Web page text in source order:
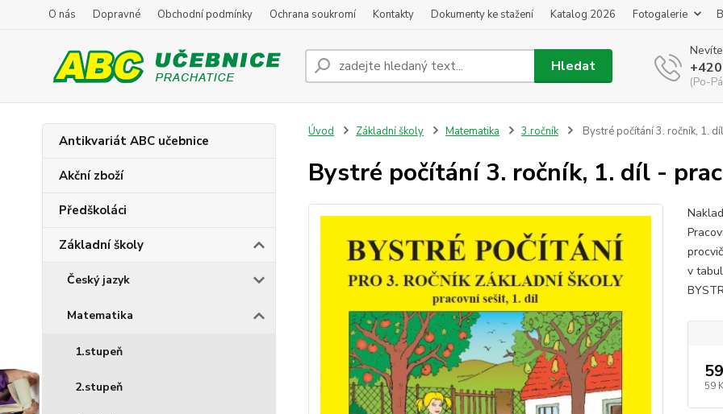
O nás Dopravné Obchodní podmínky Ochrana soukromí Kontakty Dokumenty ke stažení Katalog 2026 Fotogalerie
Hledat
(Po-
Antikvariát ABC učebnice
Akční zboží
Předškoláci
Základní školy
Český jazyk
Matematika
1.stupeň
2.stupeň
Úvod Základní školy Matematika 3.ročník Bystré počítání 3. ročník, 1.
Bystré počítání 3. ročník, 1. díl -
v
59